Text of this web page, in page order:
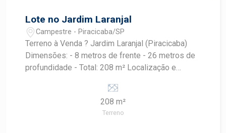
Lote no Jardim Laranjal
Campestre - Piracicaba/SP
Terreno à Venda ? Jardim Laranjal (Piracicaba)
Dimensões: - 8 metros de frente - 26 metros de
profundidade - Total: 208 m² Localização e
208 m²
Terreno